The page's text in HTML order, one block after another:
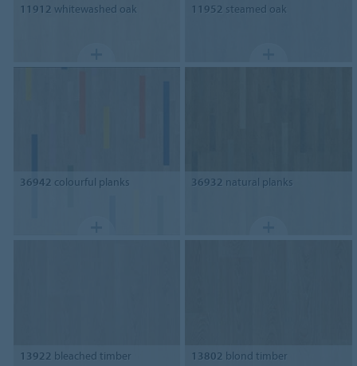
11912 whitewashed oak 11952 steamed oak
36942 colourful planks 36932 natural planks
13922 bleached timber 13802 blond timber